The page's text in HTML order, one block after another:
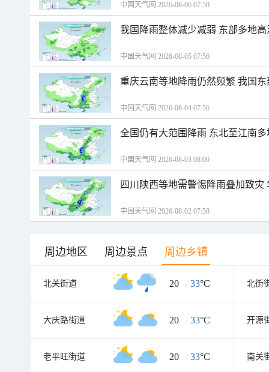
中国天气网 2026-08-06 07:50
我国降雨整体减少减弱 东部多地
中国天气网 2026-08-05 07:56
重庆云南等地降雨仍然频繁 我国
中国天气网 2026-08-04 07:56
全国仍有大范围降雨 东北至江南
中国天气网 2026-08-03 08:00
四川陕西等地需警惕降雨叠加致
中国天气网 2026-08-02 07:58
周边地区 周边景点 周边乡镇
北关街道 20 / 33°C 北街
大庆路街道 20 / 33°C 开源
老平旺街道 20 / 33°C 南关